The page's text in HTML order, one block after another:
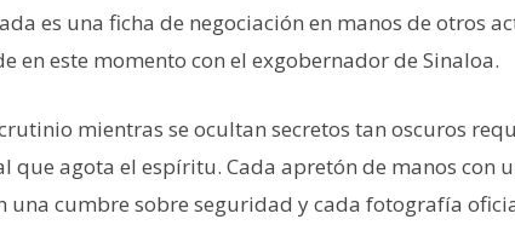
es una ficha de negociación en manos de otros
en este momento con el exgobernador de Sinaloa.
mientras se ocultan secretos tan oscuros
que agota el espíritu. Cada apretón de manos con
una cumbre sobre seguridad y cada fotografía